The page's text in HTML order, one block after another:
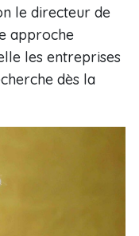
le directeur de
approche
les entreprises
dès la